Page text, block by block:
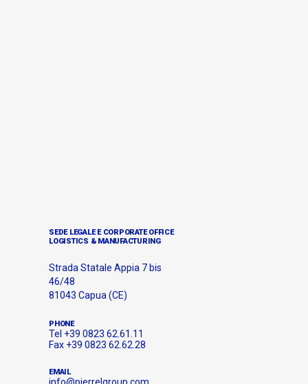
SEDE LEGALE E CORPORATE OFFICE
LOGISTICS & MANUFACTURING
Strada Statale Appia 7 bis
46/48
81043 Capua (CE)
PHONE
Tel +39 0823 62.61.11
Fax +39 0823 62.62.28
EMAIL